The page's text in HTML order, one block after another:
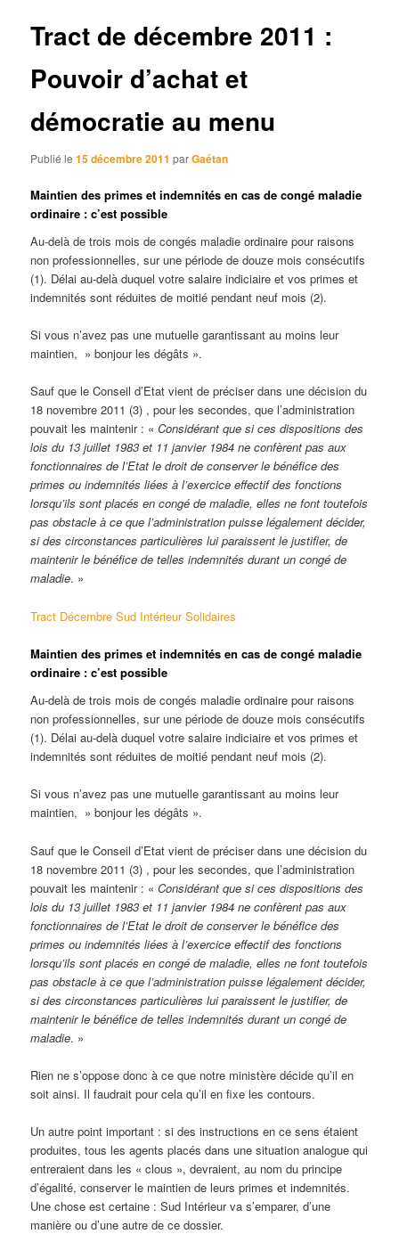
Tract de décembre 2011 :
Pouvoir d’achat et
démocratie au menu
Publié le15 décembre 2011 parGaétan
Maintien des primes et indemnités en cas de congé maladie
ordinaire : c’est possible
Au-delà de trois mois de congés maladie ordinaire pour raisons
non professionnelles, sur une période de douze mois consécutifs
(1). Délai au-delà duquel votre salaire indiciaire et vos primes et
indemnités sont réduites de moitié pendant neuf mois (2).
Si vous n’avez pas une mutuelle garantissant au moins leur
maintien, » bonjour les dégâts ».
Sauf que le Conseil d’Etat vient de préciser dans une décision du
18 novembre 2011 (3) , pour les secondes, que l’administration
pouvait les maintenir : «Considérant que si ces dispositions des
lois du 13 juillet 1983 et 11 janvier 1984 ne confèrent pas aux
fonctionnaires de l’Etat le droit de conserver le bénéfice des
primes ou indemnités liées à l’exercice effectif des fonctions
lorsqu’ils sont placés en congé de maladie, elles ne font toutefois
pas obstacle à ce que l’administration puisse légalement décider,
si des circonstances particulières lui paraissent le justifier, de
maintenir le bénéfice de telles indemnités durant un congé de
maladie. »
Tract Décembre Sud Intérieur Solidaires
Maintien des primes et indemnités en cas de congé maladie
ordinaire : c’est possible
Au-delà de trois mois de congés maladie ordinaire pour raisons
non professionnelles, sur une période de douze mois consécutifs
(1). Délai au-delà duquel votre salaire indiciaire et vos primes et
indemnités sont réduites de moitié pendant neuf mois (2).
Si vous n’avez pas une mutuelle garantissant au moins leur
maintien, » bonjour les dégâts ».
Sauf que le Conseil d’Etat vient de préciser dans une décision du
18 novembre 2011 (3) , pour les secondes, que l’administration
pouvait les maintenir : «Considérant que si ces dispositions des
lois du 13 juillet 1983 et 11 janvier 1984 ne confèrent pas aux
fonctionnaires de l’Etat le droit de conserver le bénéfice des
primes ou indemnités liées à l’exercice effectif des fonctions
lorsqu’ils sont placés en congé de maladie, elles ne font toutefois
pas obstacle à ce que l’administration puisse légalement décider,
si des circonstances particulières lui paraissent le justifier, de
maintenir le bénéfice de telles indemnités durant un congé de
maladie. »
Rien ne s’oppose donc à ce que notre ministère décide qu’il en
soit ainsi. Il faudrait pour cela qu’il en fixe les contours.
Un autre point important : si des instructions en ce sens étaient
produites, tous les agents placés dans une situation analogue qui
entreraient dans les « clous », devraient, au nom du principe
d’égalité, conserver le maintien de leurs primes et indemnités.
Une chose est certaine : Sud Intérieur va s’emparer, d’une
manière ou d’une autre de ce dossier.